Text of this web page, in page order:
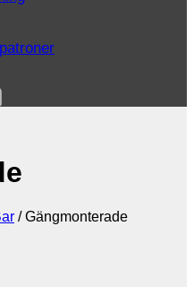
/Gängmonterade